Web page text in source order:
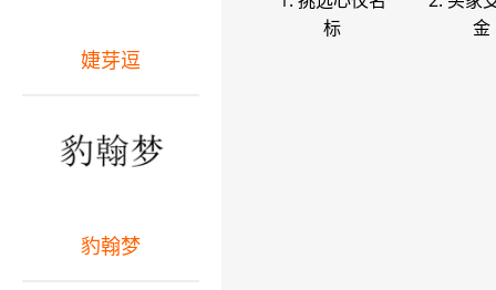
标
金
婕芽逗
豹翰梦